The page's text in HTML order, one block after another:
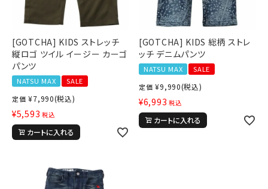
[GOTCHA] KIDS ストレッチ
縦ロゴ ツイル イージー カーゴ
パンツ
NATSU MAX
SALE
定価 ¥7,990(税込)
¥5,593 税込
カートに入れる
[GOTCHA] KIDS 総柄 ストレ
ッチ デニムパンツ
NATSU MAX
SALE
定価 ¥9,990(税込)
¥6,993 税込
カートに入れる